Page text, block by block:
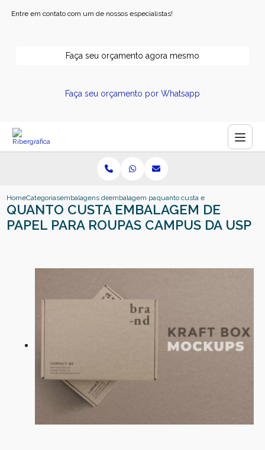
Entre em contato com um de nossos especialistas!
Faça seu orçamento agora mesmo
Faça seu orçamento por Whatsapp
HomeCategoriasembalagens de papelembalagem papel kraft personalizado
quanto custa embalagem de
QUANTO CUSTA EMBALAGEM DE
PAPEL PARA ROUPAS CAMPUS DA USP